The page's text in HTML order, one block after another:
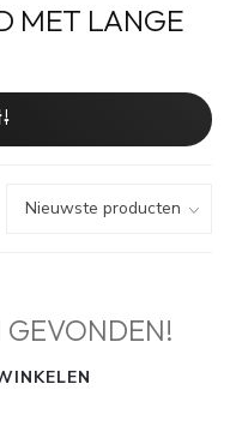
MET LANGE
GEVONDEN!